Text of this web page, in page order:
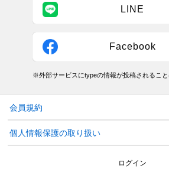
LINE
Facebook
※外部サービスにtypeの情報が投稿されること
会員規約
個人情報保護の取り扱い
ログイン